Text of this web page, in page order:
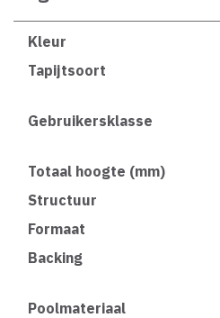
Kleur
Tapijtsoort
Gebruikersklasse
Totaal hoogte (mm)
Structuur
Formaat
Backing
Poolmateriaal